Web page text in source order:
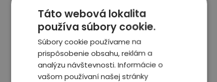
Táto webová lokalita
používa súbory cookie.
Súbory cookie používame na
prispôsobenie obsahu, reklám a
analýzu návštevnosti. Informácie o
vašom používaní našej stránky